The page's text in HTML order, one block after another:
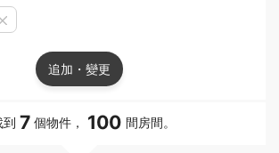
追加・變更
7 個物件， 100 間房間。